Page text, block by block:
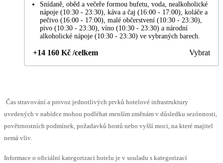
Snídaně, oběd a večeře formou bufetu, voda, nealkoholické
nápoje (10:30 - 23:30), káva a čaj (16:00 - 17:00), koláče a
pečivo (16:00 - 17:00), malé občerstvení (10:30 - 23:30),
pivo (10:30 - 23:30), víno (10:30 - 23:30) a národní
alkoholické nápoje (10:30 - 23:30) ve vybraných barech.
+14 160 Kč /celkem Vybrat
Čas stravování a provoz jednotlivých prvků hotelové infrastruktury
uvedených v nabídce mohou podléhat menším změnám v důsledku sezónnosti,
povětrnostních podmínek, požadavků hostů nebo vyšší moci, na které majitel
nemá vliv.
Informace o oficiální kategorizaci hotelu je v souladu s kategorizací